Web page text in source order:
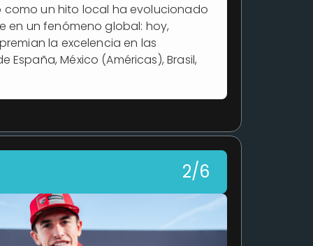
como un hito local ha evolucionado
en un fenómeno global: hoy,
la excelencia en las
España, México (Américas), Brasil,
2/6